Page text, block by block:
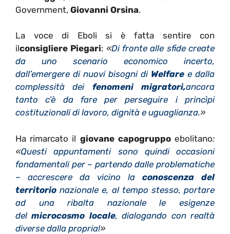
Government, Giovanni Orsina.
La voce di Eboli si è fatta sentire con
ilconsigliere Piegari: «Di fronte alle sfide create
da uno scenario economico incerto,
dall’emergere di nuovi bisogni di Welfare e dalla
complessità dei fenomeni migratori,ancora
tanto c’è da fare per perseguire i princìpi
costituzionali di lavoro, dignità e uguaglianza.»
Ha rimarcato il giovane capogruppoebolitano:
«Questi appuntamenti sono quindi occasioni
fondamentali per – partendo dalle problematiche
– accrescere da vicino la conoscenza del
territorionazionale e, al tempo stesso, portare
ad una ribalta nazionale le esigenze
delmicrocosmo locale, dialogando con realtà
diverse dalla propria!»